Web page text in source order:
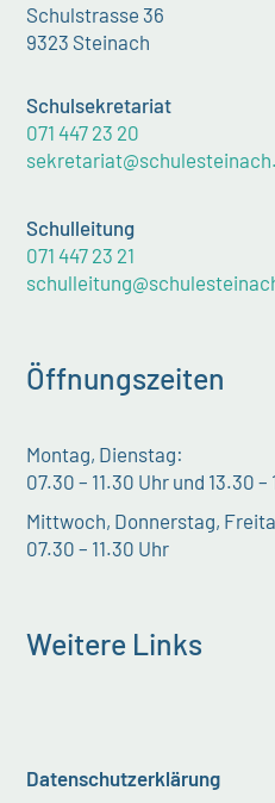
Schulstrasse 36
9323 Steinach
Schulsekretariat
071 447 23 20
Schulleitung
071 447 23 21
Öffnungszeiten
Montag, Dienstag:
07.30 – 11.30 Uhr und 13.30 –
Mittwoch, Donnerstag,
07.30 – 11.30 Uhr
Weitere Links
Datenschutzerklärung